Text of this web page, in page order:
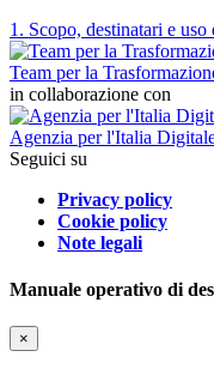
1. Scopo, destinatari e
Team per la
in collaborazione con
Agenzia per l'Italia
Seguici su
Privacy policy
Cookie policy
Note legali
Manuale operativo di
×